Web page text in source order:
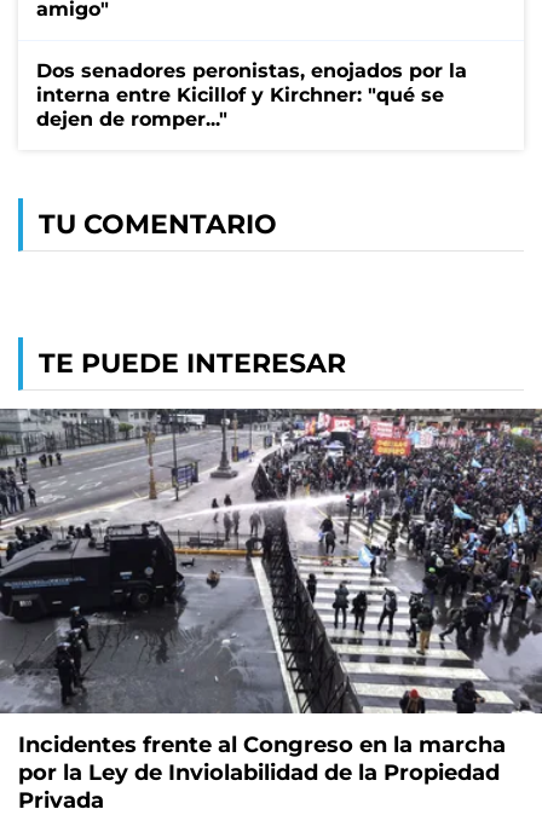
amigo"
Dos senadores peronistas, enojados por la
interna entre Kicillof y Kirchner: "qué se
dejen de romper..."
TU COMENTARIO
TE PUEDE INTERESAR
Incidentes frente al Congreso en la marcha
por la Ley de Inviolabilidad de la Propiedad
Privada